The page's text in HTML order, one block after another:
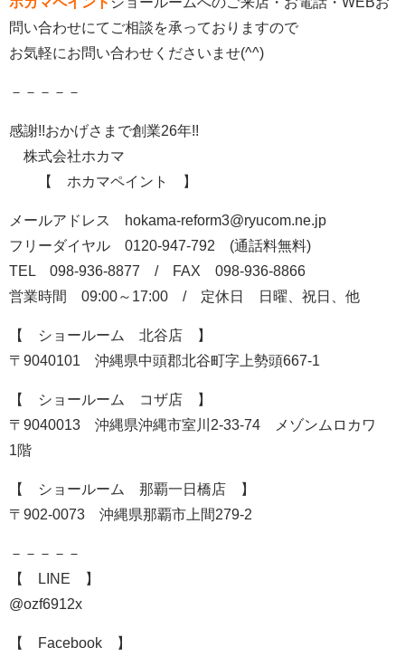
問い合わせにてご相談を承っておりますので
お気軽にお問い合わせくださいませ(^^)
－－－－－
感謝!!おかげさまで創業26年!!
株式会社ホカマ
【 ホカマペイント 】
メールアドレス hokama-reform3@ryucom.ne.jp
フリーダイヤル 0120-947-792 (通話料無料)
TEL 098-936-8877 / FAX 098-936-8866
営業時間 09:00～17:00 / 定休日 日曜、祝日、他
【 ショールーム 北谷店 】
〒9040101 沖縄県中頭郡北谷町字上勢頭667-1
【 ショールーム コザ店 】
〒9040013 沖縄県沖縄市室川2-33-74 メゾンムロカワ
1階
【 ショールーム 那覇一日橋店 】
〒902-0073 沖縄県那覇市上間279-2
－－－－－
【 LINE 】
@ozf6912x
【 Facebook 】